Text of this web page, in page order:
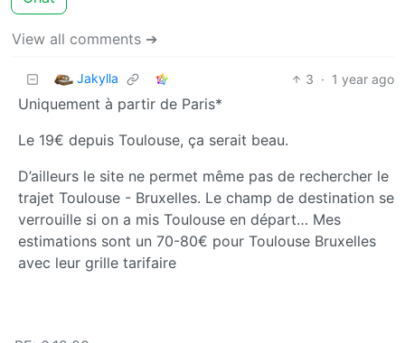
View all comments ➔
Jakylla 3 · 1 year ago
Uniquement à partir de Paris*
Le 19€ depuis Toulouse, ça serait beau.
D’ailleurs le site ne permet même pas de rechercher le
trajet Toulouse - Bruxelles. Le champ de destination se
verrouille si on a mis Toulouse en départ… Mes
estimations sont un 70-80€ pour Toulouse Bruxelles
avec leur grille tarifaire